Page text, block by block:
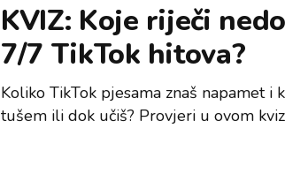
KVIZ: Koje riječi
7/7 TikTok hitova?
Koliko TikTok pjesama znaš napamet i
tušem ili dok učiš? Provjeri u ovom